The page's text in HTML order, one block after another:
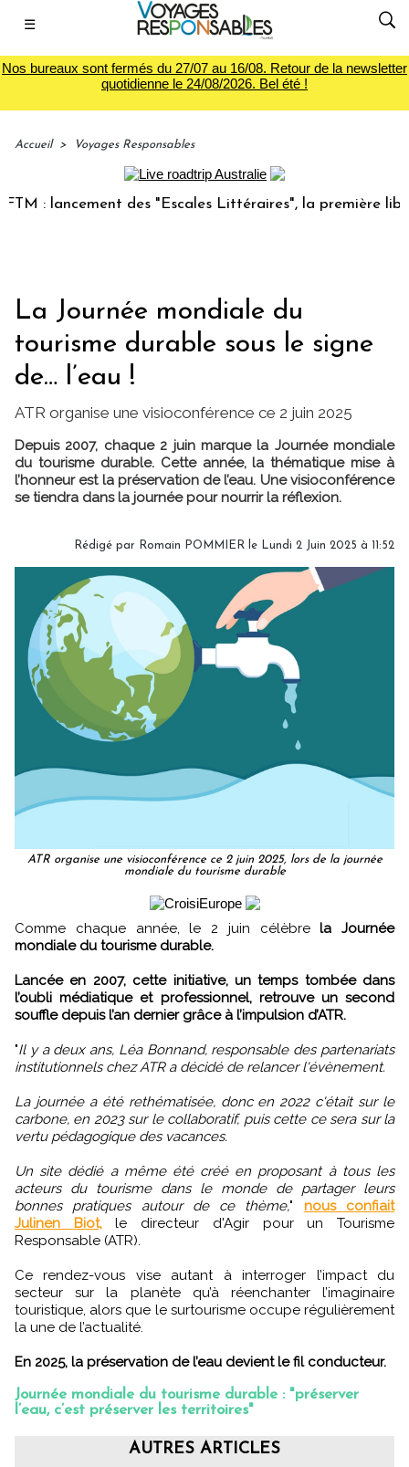
☰
Nos bureaux sont fermés du 27/07 au 16/08. Retour de la newsletter
quotidienne le 24/08/2026. Bel été !
Accueil > Voyages Responsables
: lancement des "Escales Littéraires", la première librairie
La Journée mondiale du
tourisme durable sous le signe
de… l’eau !
ATR organise une visioconférence ce 2 juin 2025
Depuis 2007, chaque 2 juin marque la Journée mondiale
du tourisme durable. Cette année, la thématique mise à
l’honneur est la préservation de l’eau. Une visioconférence
se tiendra dans la journée pour nourrir la réflexion.
Rédigé par Romain POMMIER le Lundi 2 Juin 2025 à 11:52
ATR organise une visioconférence ce 2 juin 2025, lors de la journée
mondiale du tourisme durable
Comme chaque année, le 2 juin célèbrela Journée
mondiale du tourisme durable.
Lancée en 2007, cette initiative, un temps tombée dans
l’oubli médiatique et professionnel, retrouve un second
souffle depuis l’an dernier grâce à l’impulsion d’ATR.
"Il y a deux ans, Léa Bonnand, responsable des partenariats
institutionnels chez ATR a décidé de relancer l'évènement.
La journée a été rethématisée, donc en 2022 c'était sur le
carbone, en 2023 sur le collaboratif, puis cette ce sera sur la
vertu pédagogique des vacances.
Un site dédié a même été créé en proposant à tous les
acteurs du tourisme dans le monde de partager leurs
bonnes pratiques autour de ce thème," nous confiait
Julinen Biot,le directeur d'Agir pour un Tourisme
Responsable (ATR).
Ce rendez-vous vise autant à interroger l’impact du
secteur sur la planète qu’à réenchanter l’imaginaire
touristique, alors que le surtourisme occupe régulièrement
la une de l’actualité.
En 2025, la préservation de l’eau devient le fil conducteur.
Journée mondiale du tourisme durable : "préserver
l’eau, c’est préserver les territoires"
AUTRES ARTICLES